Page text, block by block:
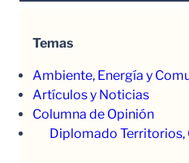
Temas
Ambiente, Energía y
Artículos y Noticias
Columna de Opinión
Diplomado